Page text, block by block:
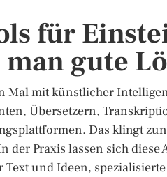
für
gute
Mal mit künstlicher
Übersetzern,
Das klingt
der Praxis lassen sich
Text und Ideen,